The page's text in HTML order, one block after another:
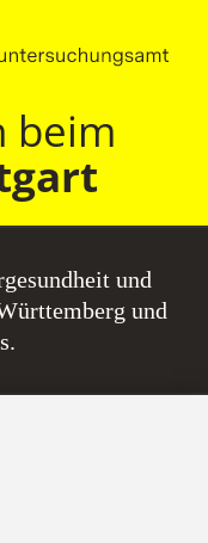
beim
und
und